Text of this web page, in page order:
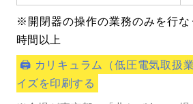
※開閉器の操作の業務のみを行な
時間以上
🖨 カリキュラム（低圧電気取扱
イズを印刷する